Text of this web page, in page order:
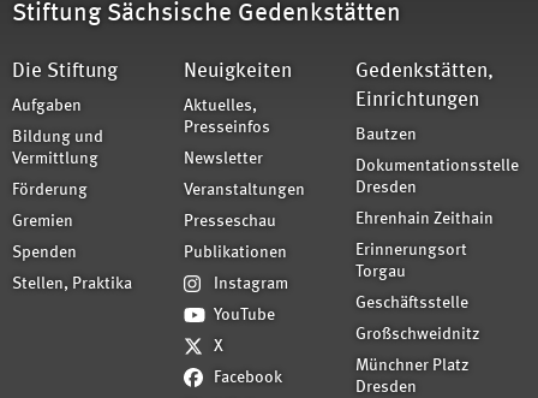
Stiftung Sächsische Gedenkstätten
Die Stiftung
Aufgaben
Bildung und
Vermittlung
Förderung
Gremien
Spenden
Stellen, Praktika
Neuigkeiten
Aktuelles,
Presseinfos
Newsletter
Veranstaltungen
Presseschau
Publikationen
Instagram
YouTube
X
Facebook
Gedenkstätten,
Einrichtungen
Bautzen
Dokumentationsstelle
Dresden
Ehrenhain Zeithain
Erinnerungsort
Torgau
Geschäftsstelle
Großschweidnitz
Münchner Platz
Dresden